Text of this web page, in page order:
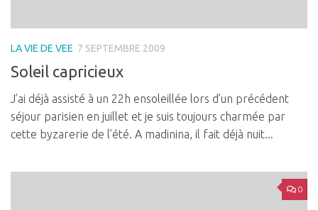
LA VIE DE VEE 7 SEPTEMBRE 2009
Soleil capricieux
J’ai déjà assisté à un 22h ensoleillée lors d’un précédent
séjour parisien en juillet et je suis toujours charmée par
cette byzarerie de l’été. A madinina, il fait déjà nuit...
0